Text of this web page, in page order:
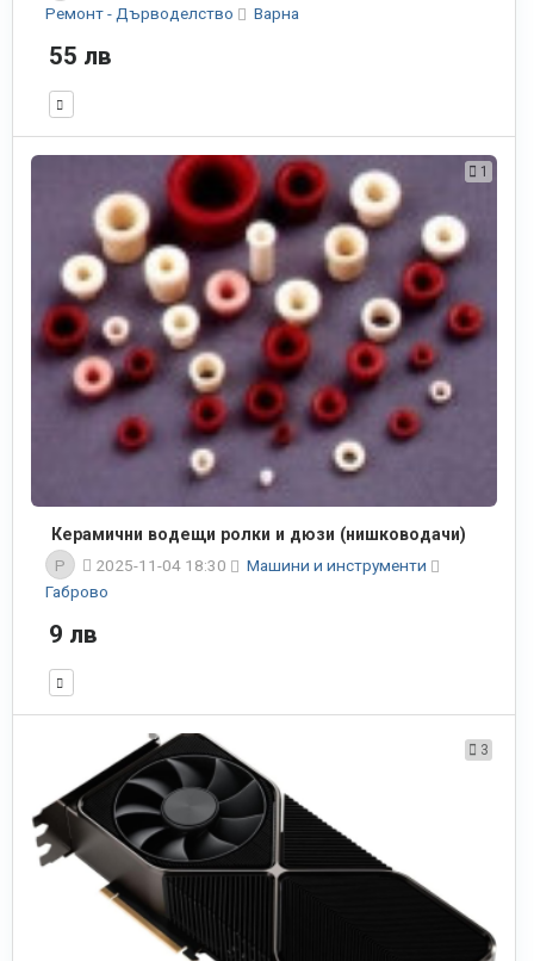
Ремонт - Дърводелство Варна
55 лв
1
Керамични водещи ролки и дюзи (нишководачи)
P
2025-11-04 18:30
Машини и инструменти
Габрово
9 лв
3